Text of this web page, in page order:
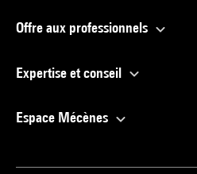
Offre aux professionnels
Expertise et conseil
Espace Mécènes